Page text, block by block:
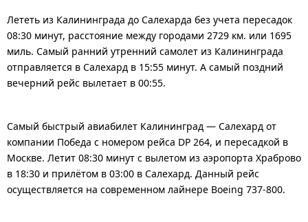
Лететь из Калининграда до Салехарда без учета пересадок
08:30 минут, расстояние между городами 2729 км. или 1695
миль. Самый ранний утренний самолет из Калининграда
отправляется в Салехард в 15:55 минут. А самый поздний
вечерний рейс вылетает в 00:55.
Самый быстрый авиабилет Калининград — Салехард от
компании Победа с номером рейса DP 264, и пересадкой в
Москве. Летит 08:30 минут с вылетом из аэропорта Храброво
в 18:30 и прилётом в 03:00 в Салехард. Данный рейс
осуществляется на современном лайнере Boeing 737-800.